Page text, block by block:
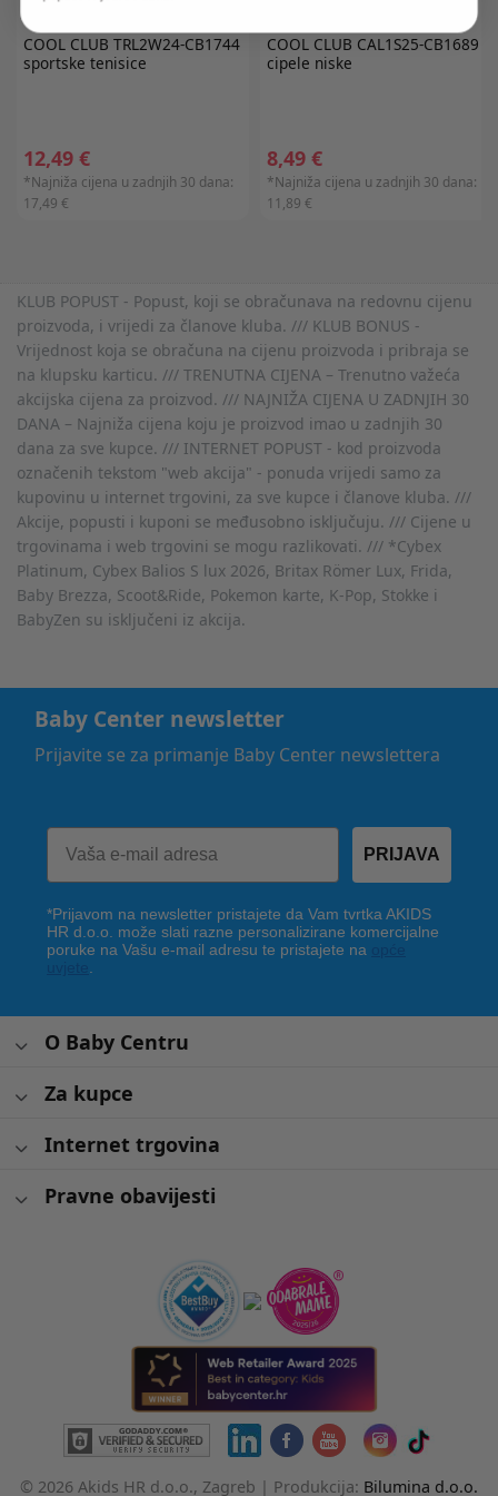
COOL CLUB TRL2W24-CB1744
sportske tenisice
12,49 €
*Najniža cijena u zadnjih 30 dana:
17,49 €
COOL CLUB CAL1S25-CB1689
cipele niske
8,49 €
*Najniža cijena u zadnjih 30 dana:
11,89 €
KLUB POPUST - Popust, koji se obračunava na redovnu cijenu
proizvoda, i vrijedi za članove kluba. /// KLUB BONUS -
Vrijednost koja se obračuna na cijenu proizvoda i pribraja se
na klupsku karticu. /// TRENUTNA CIJENA – Trenutno važeća
akcijska cijena za proizvod. /// NAJNIŽA CIJENA U ZADNJIH 30
DANA – Najniža cijena koju je proizvod imao u zadnjih 30
dana za sve kupce. /// INTERNET POPUST - kod proizvoda
označenih tekstom "web akcija" - ponuda vrijedi samo za
kupovinu u internet trgovini, za sve kupce i članove kluba. ///
Akcije, popusti i kuponi se međusobno isključuju. /// Cijene u
trgovinama i web trgovini se mogu razlikovati. /// *Cybex
Platinum, Cybex Balios S lux 2026, Britax Römer Lux, Frida,
Baby Brezza, Scoot&Ride, Pokemon karte, K-Pop, Stokke i
BabyZen su isključeni iz akcija.
Baby Center newsletter
Prijavite se za primanje Baby Center newslettera
PRIJAVA
*Prijavom na newsletter pristajete da Vam tvrtka AKIDS
HR d.o.o. može slati razne personalizirane komercijalne
poruke na Vašu e-mail adresu te pristajete na
O Baby Centru
Za kupce
Internet trgovina
Pravne obavijesti
© 2026 Akids HR d.o.o., Zagreb | Produkcija: Bilumina d.o.o.